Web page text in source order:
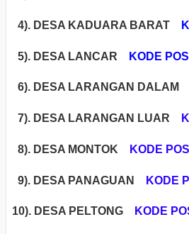
4). DESA KADUARA BARAT
5). DESA LANCAR KODE
6). DESA LARANGAN DALAM
7). DESA LARANGAN LUAR
8). DESA MONTOK KODE
9). DESA PANAGUAN KODE
10). DESA PELTONG KODE